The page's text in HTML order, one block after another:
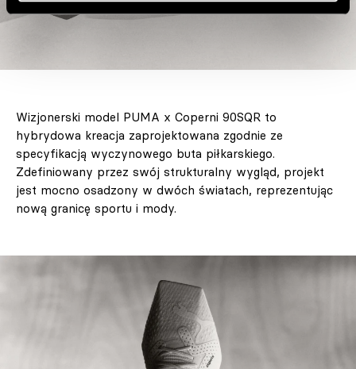
Wizjonerski model PUMA x Coperni 90SQR to
hybrydowa kreacja zaprojektowana zgodnie ze
specyfikacją wyczynowego buta piłkarskiego.
Zdefiniowany przez swój strukturalny wygląd, projekt
jest mocno osadzony w dwóch światach, reprezentując
nową granicę sportu i mody.